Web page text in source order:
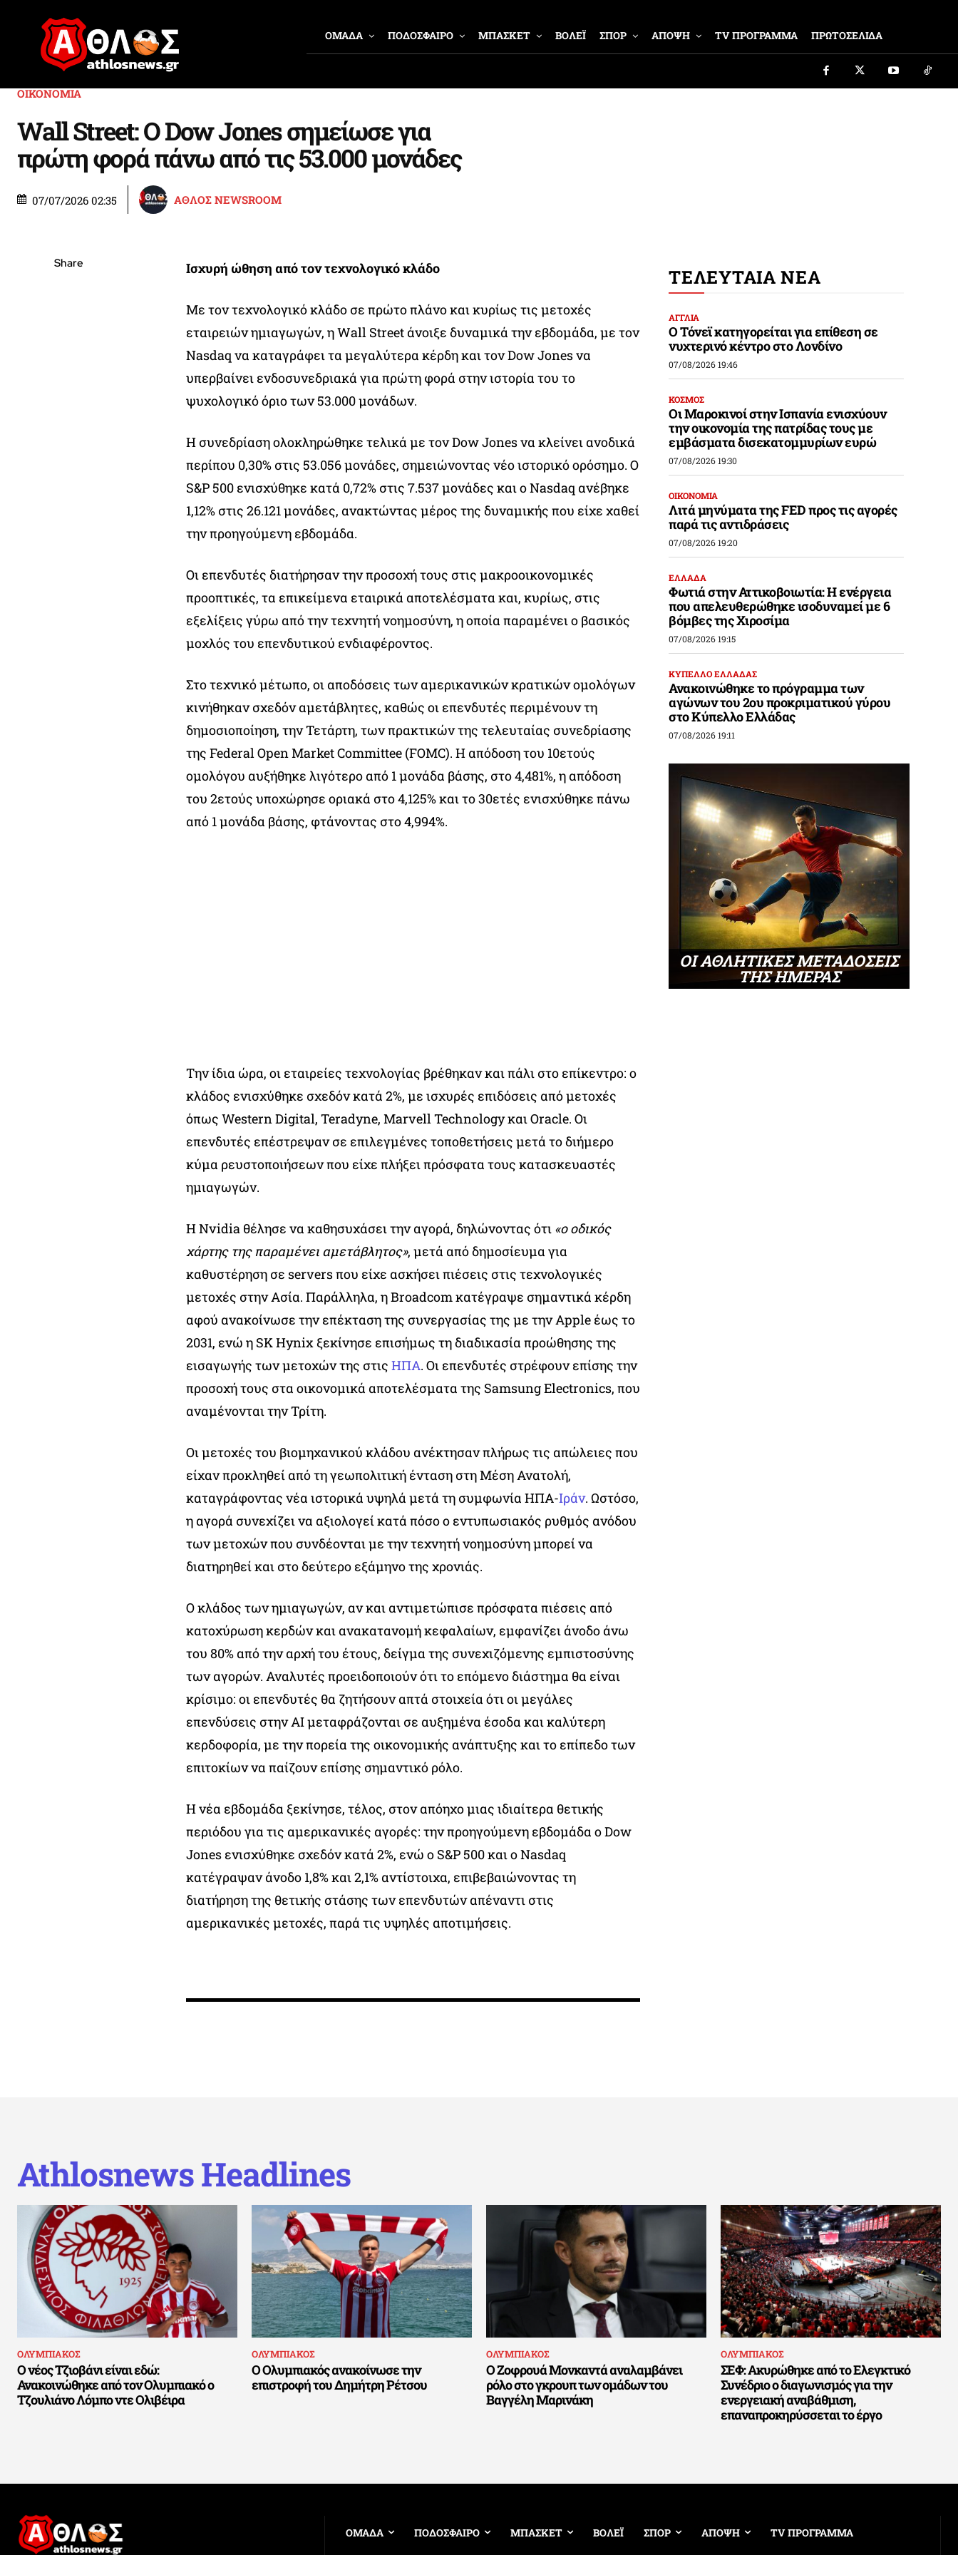
ΟΜΑΔΑ ΠΟΔΟΣΦΑΙΡΟ ΜΠΑΣΚΕΤ ΒΟΛΕΪ ΣΠΟΡ ΑΠΟΨΗ TV ΠΡΟΓΡΑΜΜΑ ΠΡΩΤΟΣΕΛΙΔΑ
ΟΙΚΟΝΟΜΙΑ
Wall Street: Ο Dow Jones σημείωσε για
πρώτη φορά πάνω από τις 53.000 μονάδες
07/07/2026 02:35 ΑΘΛΟΣ NEWSROOM
Share Ισχυρή ώθηση από τον τεχνολογικό κλάδο
Με τον τεχνολογικό κλάδο σε πρώτο πλάνο και κυρίως τις μετοχές
εταιρειών ημιαγωγών, η Wall Street άνοιξε δυναμικά την εβδομάδα, με τον
Nasdaq να καταγράφει τα μεγαλύτερα κέρδη και τον Dow Jones να
υπερβαίνει ενδοσυνεδριακά για πρώτη φορά στην ιστορία του το
ψυχολογικό όριο των 53.000 μονάδων.
Η συνεδρίαση ολοκληρώθηκε τελικά με τον Dow Jones να κλείνει ανοδικά
περίπου 0,30% στις 53.056 μονάδες, σημειώνοντας νέο ιστορικό ορόσημο. Ο
S&P 500 ενισχύθηκε κατά 0,72% στις 7.537 μονάδες και ο Nasdaq ανέβηκε
1,12% στις 26.121 μονάδες, ανακτώντας μέρος της δυναμικής που είχε χαθεί
την προηγούμενη εβδομάδα.
Οι επενδυτές διατήρησαν την προσοχή τους στις μακροοικονομικές
προοπτικές, τα επικείμενα εταιρικά αποτελέσματα και, κυρίως, στις
εξελίξεις γύρω από την τεχνητή νοημοσύνη, η οποία παραμένει ο βασικός
μοχλός του επενδυτικού ενδιαφέροντος.
Στο τεχνικό μέτωπο, οι αποδόσεις των αμερικανικών κρατικών ομολόγων
κινήθηκαν σχεδόν αμετάβλητες, καθώς οι επενδυτές περιμένουν τη
δημοσιοποίηση, την Τετάρτη, των πρακτικών της τελευταίας συνεδρίασης
της Federal Open Market Committee (FOMC). Η απόδοση του 10ετούς
ομολόγου αυξήθηκε λιγότερο από 1 μονάδα βάσης, στο 4,481%, η απόδοση
του 2ετούς υποχώρησε οριακά στο 4,125% και το 30ετές ενισχύθηκε πάνω
από 1 μονάδα βάσης, φτάνοντας στο 4,994%.
Την ίδια ώρα, οι εταιρείες τεχνολογίας βρέθηκαν και πάλι στο επίκεντρο: ο
κλάδος ενισχύθηκε σχεδόν κατά 2%, με ισχυρές επιδόσεις από μετοχές
όπως Western Digital, Teradyne, Marvell Technology και Oracle. Οι
επενδυτές επέστρεψαν σε επιλεγμένες τοποθετήσεις μετά το διήμερο
κύμα ρευστοποιήσεων που είχε πλήξει πρόσφατα τους κατασκευαστές
ημιαγωγών.
Η Nvidia θέλησε να καθησυχάσει την αγορά, δηλώνοντας ότι «ο οδικός
χάρτης της παραμένει αμετάβλητος», μετά από δημοσίευμα για
καθυστέρηση σε servers που είχε ασκήσει πιέσεις στις τεχνολογικές
μετοχές στην Ασία. Παράλληλα, η Broadcom κατέγραψε σημαντικά κέρδη
αφού ανακοίνωσε την επέκταση της συνεργασίας της με την Apple έως το
2031, ενώ η SK Hynix ξεκίνησε επισήμως τη διαδικασία προώθησης της
εισαγωγής των μετοχών της στις ΗΠΑ. Οι επενδυτές στρέφουν επίσης την
προσοχή τους στα οικονομικά αποτελέσματα της Samsung Electronics, που
αναμένονται την Τρίτη.
Οι μετοχές του βιομηχανικού κλάδου ανέκτησαν πλήρως τις απώλειες που
είχαν προκληθεί από τη γεωπολιτική ένταση στη Μέση Ανατολή,
καταγράφοντας νέα ιστορικά υψηλά μετά τη συμφωνία ΗΠΑ-Ιράν. Ωστόσο,
η αγορά συνεχίζει να αξιολογεί κατά πόσο ο εντυπωσιακός ρυθμός ανόδου
των μετοχών που συνδέονται με την τεχνητή νοημοσύνη μπορεί να
διατηρηθεί και στο δεύτερο εξάμηνο της χρονιάς.
Ο κλάδος των ημιαγωγών, αν και αντιμετώπισε πρόσφατα πιέσεις από
κατοχύρωση κερδών και ανακατανομή κεφαλαίων, εμφανίζει άνοδο άνω
του 80% από την αρχή του έτους, δείγμα της συνεχιζόμενης εμπιστοσύνης
των αγορών. Αναλυτές προειδοποιούν ότι το επόμενο διάστημα θα είναι
κρίσιμο: οι επενδυτές θα ζητήσουν απτά στοιχεία ότι οι μεγάλες
επενδύσεις στην AI μεταφράζονται σε αυξημένα έσοδα και καλύτερη
κερδοφορία, με την πορεία της οικονομικής ανάπτυξης και το επίπεδο των
επιτοκίων να παίζουν επίσης σημαντικό ρόλο.
Η νέα εβδομάδα ξεκίνησε, τέλος, στον απόηχο μιας ιδιαίτερα θετικής
περιόδου για τις αμερικανικές αγορές: την προηγούμενη εβδομάδα ο Dow
Jones ενισχύθηκε σχεδόν κατά 2%, ενώ ο S&P 500 και ο Nasdaq
κατέγραψαν άνοδο 1,8% και 2,1% αντίστοιχα, επιβεβαιώνοντας τη
διατήρηση της θετικής στάσης των επενδυτών απέναντι στις
αμερικανικές μετοχές, παρά τις υψηλές αποτιμήσεις.
ΤΕΛΕΥΤΑΙΑ ΝΕΑ
ΑΓΓΛΙΑ
Ο Τόνεϊ κατηγορείται για επίθεση σε
νυχτερινό κέντρο στο Λονδίνο
07/08/2026 19:46
ΚΟΣΜΟΣ
Οι Μαροκινοί στην Ισπανία ενισχύουν
την οικονομία της πατρίδας τους με
εμβάσματα δισεκατομμυρίων ευρώ
07/08/2026 19:30
ΟΙΚΟΝΟΜΙΑ
Λιτά μηνύματα της FED προς τις αγορές
παρά τις αντιδράσεις
07/08/2026 19:20
ΕΛΛΑΔΑ
Φωτιά στην Αττικοβοιωτία: Η ενέργεια
που απελευθερώθηκε ισοδυναμεί με 6
βόμβες της Χιροσίμα
07/08/2026 19:15
ΚΥΠΕΛΛΟ ΕΛΛΑΔΑΣ
Ανακοινώθηκε το πρόγραμμα των
αγώνων του 2ου προκριματικού γύρου
στο Κύπελλο Ελλάδας
07/08/2026 19:11
ΟΙ ΑΘΛΗΤΙΚΕΣ ΜΕΤΑΔΟΣΕΙΣ
ΤΗΣ ΗΜΕΡΑΣ
Athlosnews Headlines
ΟΛΥΜΠΙΑΚΟΣ
Ο νέος Τζιοβάνι είναι εδώ:
Ανακοινώθηκε από τον Ολυμπιακό ο
Τζουλιάνο Λόμπο ντε Ολιβέιρα
ΟΛΥΜΠΙΑΚΟΣ
Ο Ολυμπιακός ανακοίνωσε την
επιστροφή του Δημήτρη Ρέτσου
ΟΛΥΜΠΙΑΚΟΣ
Ο Ζοφρουά Μονκαντά αναλαμβάνει
ρόλο στο γκρουπ των ομάδων του
Βαγγέλη Μαρινάκη
ΟΛΥΜΠΙΑΚΟΣ
ΣΕΦ: Ακυρώθηκε από το Ελεγκτικό
Συνέδριο ο διαγωνισμός για την
ενεργειακή αναβάθμιση,
επαναπροκηρύσσεται το έργο
ΟΜΑΔΑ ΠΟΔΟΣΦΑΙΡΟ ΜΠΑΣΚΕΤ ΒΟΛΕΪ ΣΠΟΡ ΑΠΟΨΗ TV ΠΡΟΓΡΑΜΜΑ